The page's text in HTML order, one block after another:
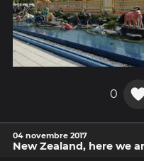
0
04 novembre 2017
New Zealand, here we